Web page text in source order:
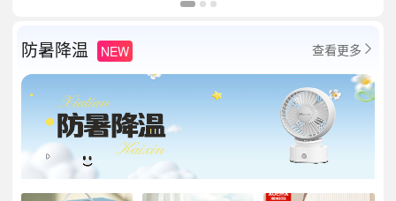
防暑降温 NEW 查看更多 